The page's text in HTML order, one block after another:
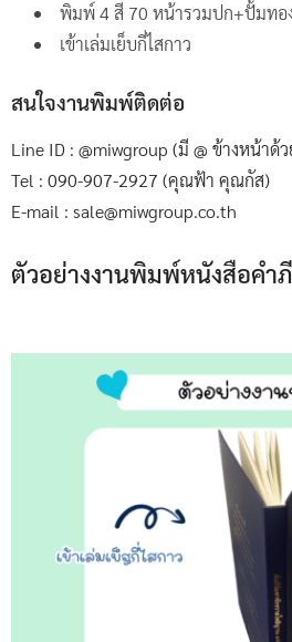
พิมพ์ 4 สี 70 หน้ารวมปก+ปั้มทอ
เข้าเล่มเย็บกี่ไสกาว
สนใจงานพิมพ์ติดต่อ
Line ID : @miwgroup (มี @ ข้างหน้าด้
Tel : 090-907-2927 (คุณฟ้า คุณกัส)
E-mail : sale@miwgroup.co.th
ตัวอย่างงานพิมพ์หนังสือคำ